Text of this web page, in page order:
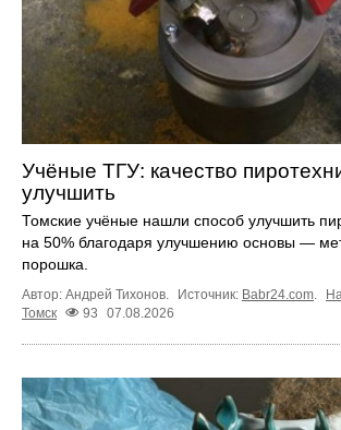
Учёные ТГУ: качество
улучшить
Томские учёные нашли способ улучшить
на 50% благодаря улучшению основы —
порошка.
Автор: Андрей Тихонов. Источник: Babr24.com.
Томск
93 07.08.2026